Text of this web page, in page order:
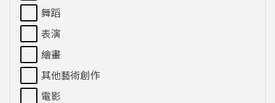
舞蹈
表演
繪畫
其他藝術創作
電影